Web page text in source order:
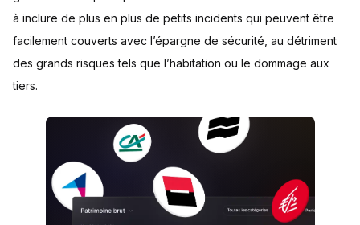
à inclure de plus en plus de petits incidents qui peuvent être
facilement couverts avec l’épargne de sécurité, au détriment
des grands risques tels que l’habitation ou le dommage aux
tiers.